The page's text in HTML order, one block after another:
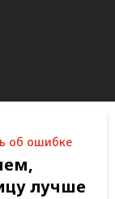
об ошибке
лучше